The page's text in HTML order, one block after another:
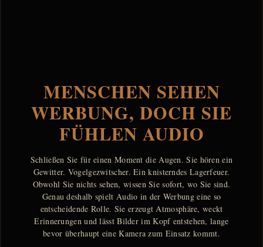
MENSCHEN SEHEN
WERBUNG, DOCH SIE
FÜHLEN AUDIO
Schließen Sie für einen Moment die Augen. Sie hören ein
Gewitter. Vogelgezwitscher. Ein knisterndes Lagerfeuer.
Obwohl Sie nichts sehen, wissen Sie sofort, wo Sie sind.
Genau deshalb spielt Audio in der Werbung eine so
entscheidende Rolle. Sie erzeugt Atmosphäre, weckt
Erinnerungen und lässt Bilder im Kopf entstehen, lange
bevor überhaupt eine Kamera zum Einsatz kommt.